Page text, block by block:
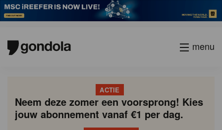
menu
ACTIE
Neem deze zomer een voorsprong! Kies
jouw abonnement vanaf €1 per dag.